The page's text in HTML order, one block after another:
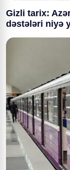
Gizli tarix:
dəstələri niyə